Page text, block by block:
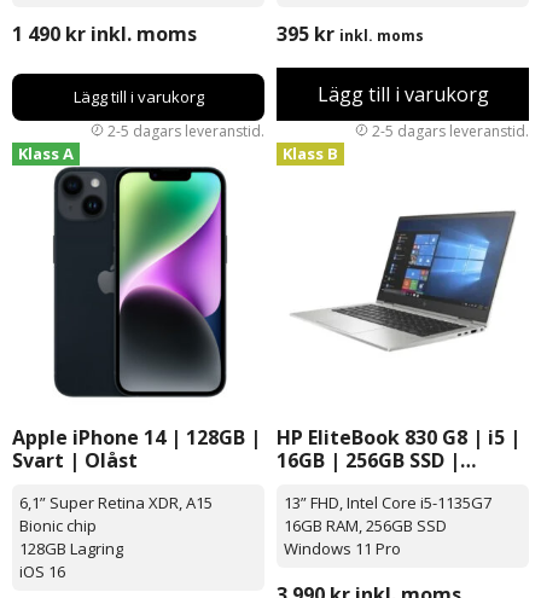
1 490 kr inkl. moms
Lägg till i varukorg
395 kr inkl. moms
Lägg till i varukorg
Apple iPhone 14 | 128GB |
Svart | Olåst
Klass A
6,1” Super Retina XDR, A15
Bionic chip
128GB Lagring
iOS 16
HP EliteBook 830 G8 | i5 |
16GB | 256GB SSD |
Klass B
13” FHD, Intel Core i5-1135G7
16GB RAM, 256GB SSD
Windows 11 Pro